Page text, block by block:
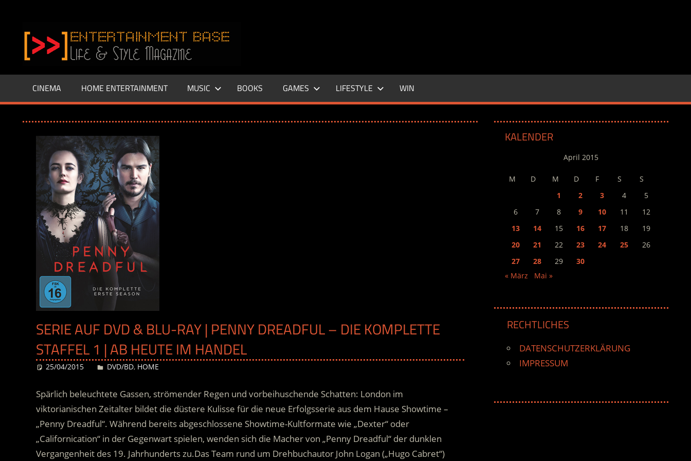
springen
–
LIFE
Base.de
CINEMA HOME ENTERTAINMENT MUSIC BOOKS GAMES LIFESTYLE WIN
SERIE AUF DVD & BLU-RAY | PENNY DREADFUL – DIE KOMPLETTE
STAFFEL 1 | AB HEUTE IM HANDEL
25/04/2015 Desiree
DVD/BD, HOME
Spärlich beleuchtete Gassen, strömender Regen und vorbeihuschende Schatten: London im
viktorianischen Zeitalter bildet die düstere Kulisse für die neue Erfolgsserie aus dem Hause Showtime –
„Penny Dreadful“. Während bereits abgeschlossene Showtime-Kultformate wie „Dexter“ oder
„Californication“ in der Gegenwart spielen, wenden sich die Macher von „Penny Dreadful“ der dunklen
Vergangenheit des 19. Jahrhunderts zu.Das Team rund um Drehbuchautor John Logan („Hugo Cabret“)
KALENDER
April 2015
M D M D F S
S
1
2 3 4
5
6
7 8 9 10 11
12
13
14 15 16 17 18
19
20
21 22 23 24 25
26
27
28 29
30
« März
Mai »
RECHTLICHES
DATENSCHUTZERKLÄRUNG
IMPRESSUM